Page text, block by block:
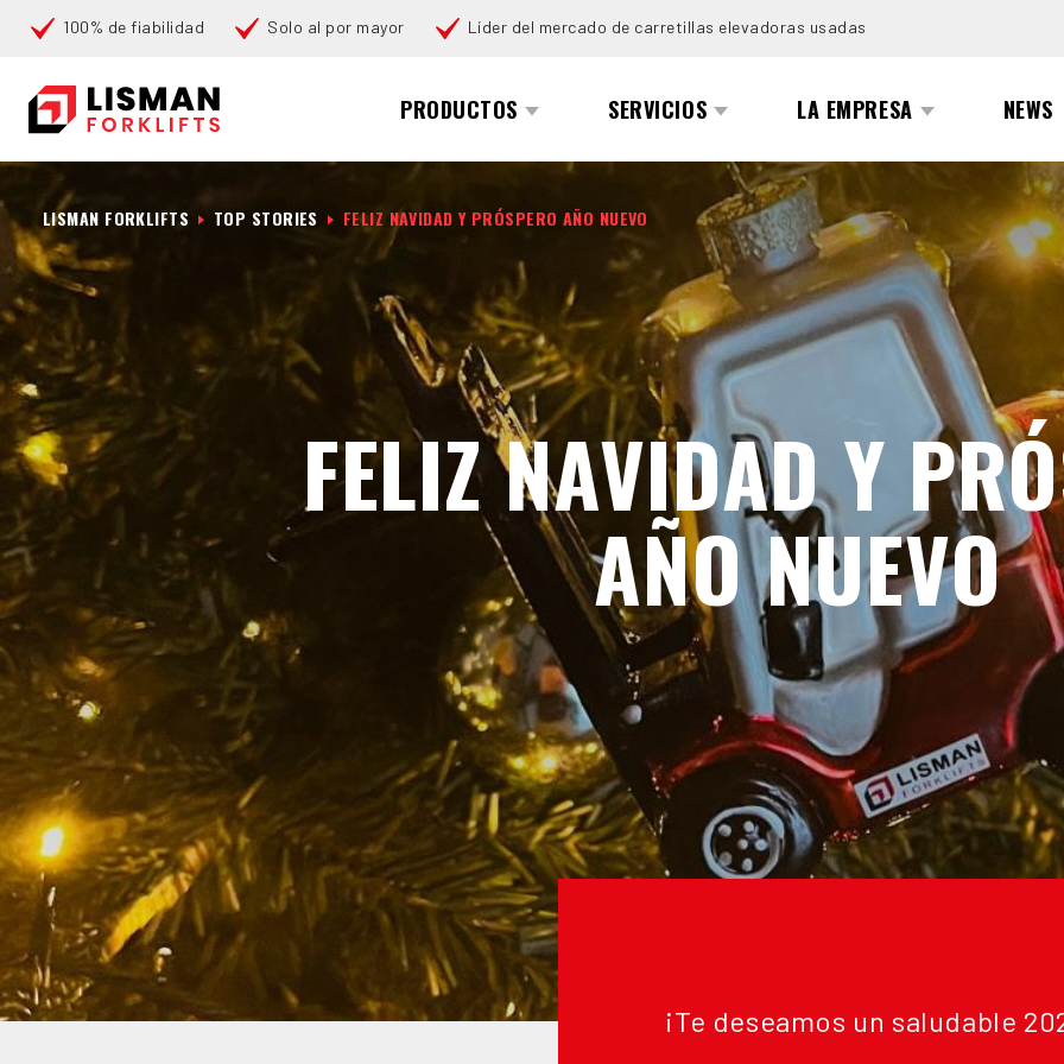
100% de fiabilidad Solo al por mayor Líder del mercado de carretillas elevadoras usadas
PRODUCTOS SERVICIOS LA EMPRESA NEWS
Buscar
FELIZ NAVIDAD Y
AÑO NUEVO
¡Te deseamos un saludable
LISMAN FORKLIFTS TOP STORIES FELIZ NAVIDAD Y PRÓSPERO AÑO NUEVO